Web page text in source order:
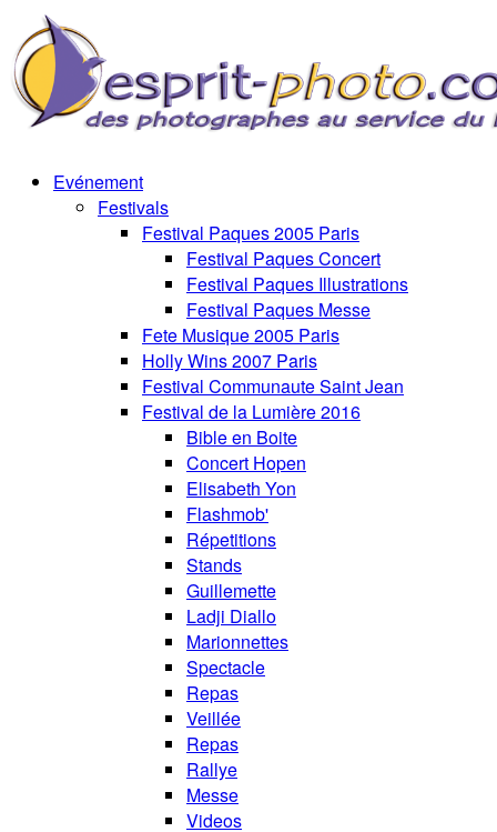
Evénement
Festivals
Festival Paques 2005 Paris
Festival Paques Concert
Festival Paques Illustrations
Festival Paques Messe
Fete Musique 2005 Paris
Holly Wins 2007 Paris
Festival Communaute Saint Jean
Festival de la Lumière 2016
Bible en Boite
Concert Hopen
Elisabeth Yon
Flashmob'
Répetitions
Stands
Guillemette
Ladji Diallo
Marionnettes
Spectacle
Repas
Veillée
Repas
Rallye
Messe
Videos